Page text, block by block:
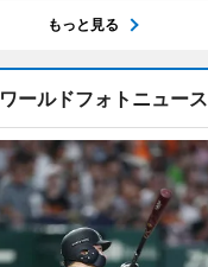
もっと見る
ワールドフォトニュース